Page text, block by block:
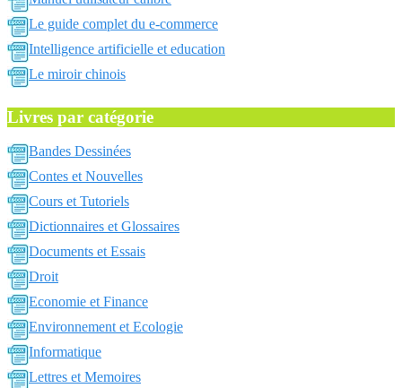
Le guide complet du e-commerce
Intelligence artificielle et education
Le miroir chinois
Livres par catégorie
Bandes Dessinées
Contes et Nouvelles
Cours et Tutoriels
Dictionnaires et Glossaires
Documents et Essais
Droit
Economie et Finance
Environnement et Ecologie
Informatique
Lettres et Memoires